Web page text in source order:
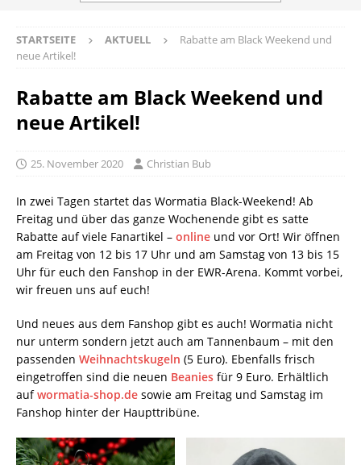
STARTSEITE AKTUELL
Rabatte am Black Weekend und
neue Artikel!
Rabatte am Black Weekend und
neue Artikel!
25. November 2020 Christian Bub
In zwei Tagen startet das Wormatia Black-Weekend! Ab
Freitag und über das ganze Wochenende gibt es satte
Rabatte auf viele Fanartikel – online und vor Ort! Wir öffnen
am Freitag von 12 bis 17 Uhr und am Samstag von 13 bis 15
Uhr für euch den Fanshop in der EWR-Arena. Kommt vorbei,
wir freuen uns auf euch!
Und neues aus dem Fanshop gibt es auch! Wormatia nicht
nur unterm sondern jetzt auch am Tannenbaum – mit den
passenden Weihnachtskugeln (5 Euro). Ebenfalls frisch
eingetroffen sind die neuen Beanies für 9 Euro. Erhältlich
aufwormatia-shop.de sowie am Freitag und Samstag im
Fanshop hinter der Haupttribüne.